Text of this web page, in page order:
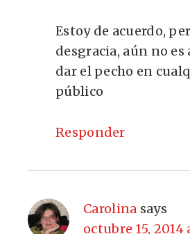
Estoy de acuerdo,
desgracia, aún no
dar el pecho en
público
Responder
Carolina says
octubre 15, 2014